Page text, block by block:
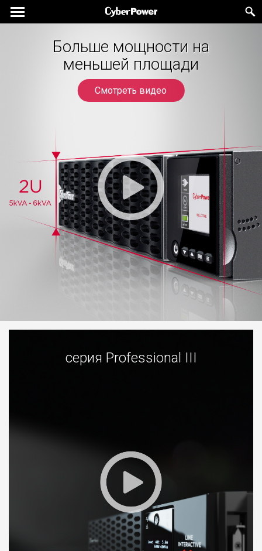
Больше мощности на
меньшей площади
Смотреть видео
cерия Professional III